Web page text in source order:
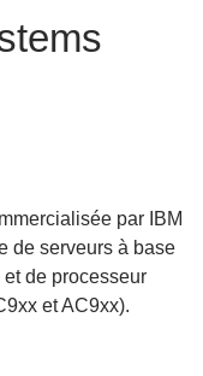
par IBM
de serveurs à base
de processeur
et AC9xx).
(09/2018)